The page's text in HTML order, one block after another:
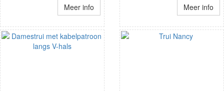
Meer info Meer info